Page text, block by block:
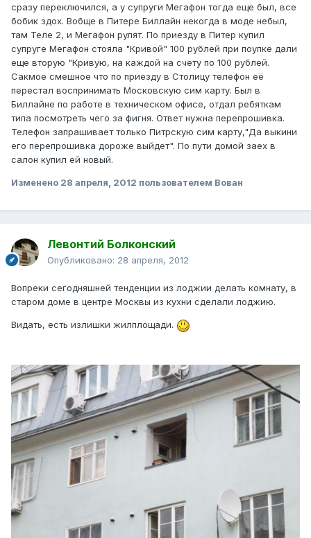
сразу переключился, а у супруги Мегафон тогда еще был, все
бобик здох. Вобще в Питере Биллайн некогда в моде небыл,
там Теле 2, и Мегафон рулят. По приезду в Питер купил
супруге Мегафон стояла "Кривой" 100 рублей при поупке дали
еще вторую "Кривую, на каждой на счету по 100 рублей.
Сакмое смешное что по приезду в Столицу телефон её
перестал воспринимать Московскую сим карту. Был в
Биллайне по работе в техническом офисе, отдал ребяткам
типа посмотреть чего за фигня. Ответ нужна перепрошивка.
Телефон запрашивает только Питрскую сим карту,"Да выкини
его перепрошивка дороже выйдет". По пути домой заех в
салон купил ей новый.
Изменено 28 апреля, 2012 пользователем Вован
Левонтий Болконский
Опубликовано: 28 апреля, 2012
Вопреки сегодняшней тенденции из лоджии делать комнату, в
старом доме в центре Москвы из кухни сделали лоджию.
Видать, есть излишки жилплощади.